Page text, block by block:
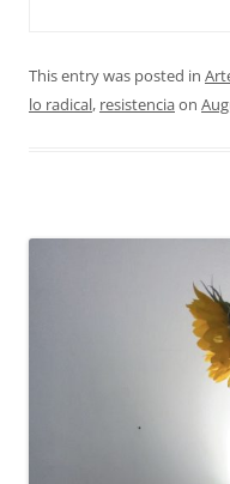
This entry was posted in
lo radical, resistenciaon